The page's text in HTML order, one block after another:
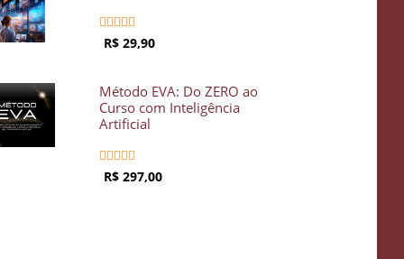
    
R$ 29,90
Método EVA: Do ZERO ao
Curso com Inteligência
Artificial
    
R$ 297,00